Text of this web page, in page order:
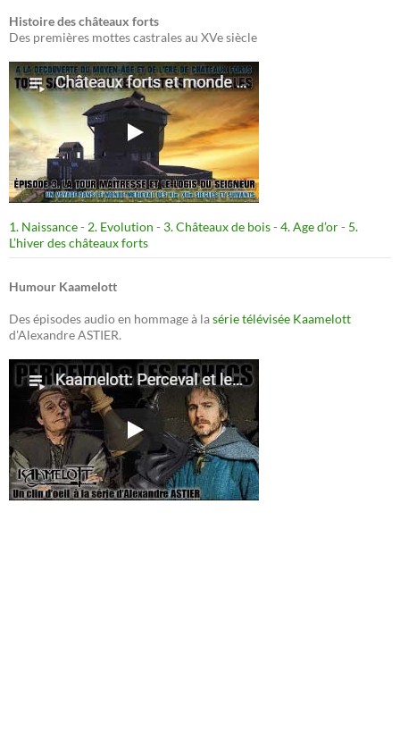
Histoire des châteaux forts
Des premières mottes castrales au XVe siècle
1. Naissance- 2. Evolution - 3. Châteaux de bois- 4. Age d’or- 5.
L’hiver des châteaux forts
Humour Kaamelott
Des épisodes audio en hommage à lasérie télévisée Kaamelott
d'Alexandre ASTIER.